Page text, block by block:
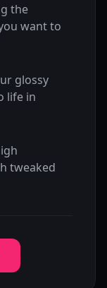
the
want to
glossy
life in
tweaked